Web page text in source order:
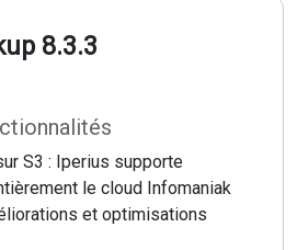
8.3.3
S3 : Iperius supporte
le cloud Infomaniak
et optimisations